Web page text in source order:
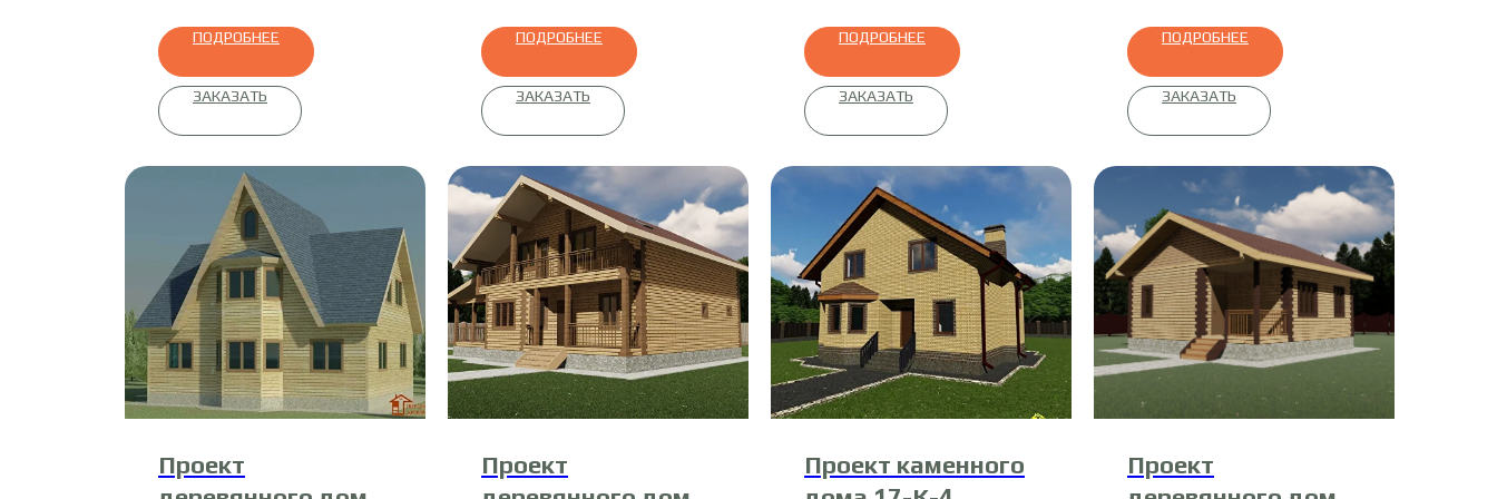
ПОДРОБНЕЕ
ЗАКАЗАТЬ
ПОДРОБНЕЕ
ЗАКАЗАТЬ
ПОДРОБНЕЕ
ЗАКАЗАТЬ
ПОДРОБНЕЕ
ЗАКАЗАТЬ
Проект
Проект
Проект каменного
Проект